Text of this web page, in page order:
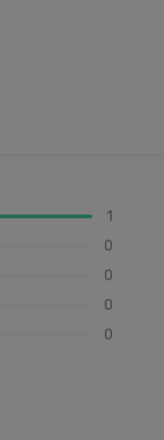
1
0
0
0
0